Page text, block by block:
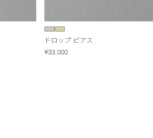
ドロップ ピアス
¥33,000